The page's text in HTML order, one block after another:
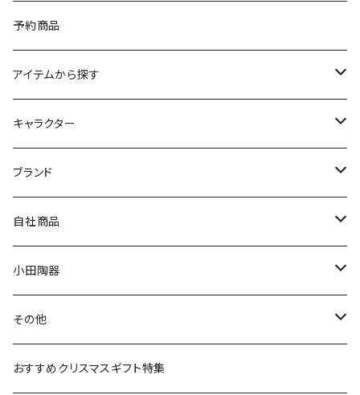
予約商品
アイテムから探す
九谷焼
マグ＆カップ
プレート
ボウル
ガラスウェア
カトラリー
キャラクター
ムーミン
80th記念アイテム
リトルミイの日記念アイテム
MOOMIN ANIMATION
スヌーピー
ピーターラビット
ポケットモンスター
ブランド
LA AMYS(エミーズ)
LISA LARSON(リサラーソン)
LAURA ASHLEY(ローラ アシュレイ)
Finlayson(フィンレイソン)
自社商品
ねこ企画
Cecera(セセラ)
CELEC(セレック)
小田陶器
さざなみ
吉祥
その他
リサイクル食器
おすすめクリスマスギフト特集